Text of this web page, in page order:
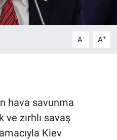
A- A+
hava savunma
zırhlı savaş
Kiev